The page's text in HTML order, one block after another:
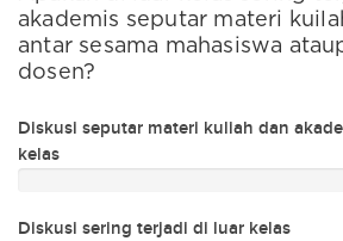
akademis seputar materi
antar sesama mahasiswa
dosen?
Diskusi seputar materi kuliah dan
kelas
Diskusi sering terjadi di luar kelas